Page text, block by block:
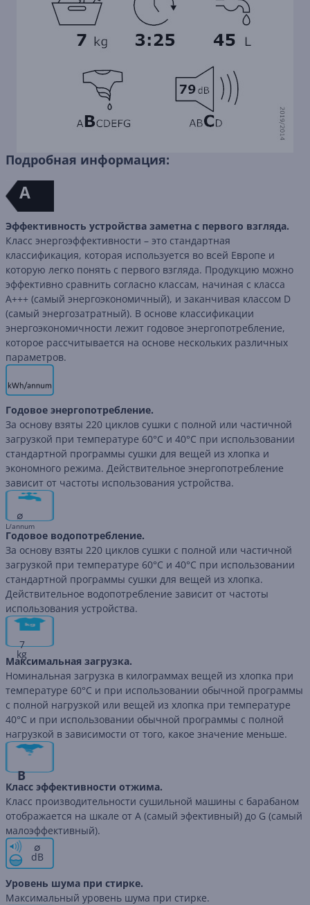
Подробная информация:
A
Эффективность устройства заметна с первого взгляда.
Класс энергоэффективности – это стандартная
классификация, которая используется во всей Европе и
которую легко понять с первого взгляда. Продукцию можно
эффективно сравнить согласно классам, начиная с класса
A+++ (самый энергоэкономичный), и заканчивая классом D
(самый энергозатратный). В основе классификации
энергоэкономичности лежит годовое энергопотребление,
которое рассчитывается на основе нескольких различных
параметров.
Годовое энергопотребление.
За основу взяты 220 циклов сушки с полной или частичной
загрузкой при температуре 60°C и 40°C при использовании
стандартной программы сушки для вещей из хлопка и
экономного режима. Действительное энергопотребление
зависит от частоты использования устройства.
∅
L/annum
Годовое водопотребление.
За основу взяты 220 циклов сушки с полной или частичной
загрузкой при температуре 60°C и 40°C при использовании
стандартной программы сушки для вещей из хлопка.
Действительное водопотребление зависит от частоты
использования устройства.
7
kg
Максимальная загрузка.
Номинальная загрузка в килограммах вещей из хлопка при
температуре 60°C и при использовании обычной программы
с полной нагрузкой или вещей из хлопка при температуре
40°C и при использовании обычной программы с полной
нагрузкой в зависимости от того, какое значение меньше.
B
Класс эффективности отжима.
Класс производительности сушильной машины с барабаном
отображается на шкале от A (самый эфективный) до G (самый
малоэффективный).
∅
dB
Уровень шума при стирке.
Максимальный уровень шума при стирке.